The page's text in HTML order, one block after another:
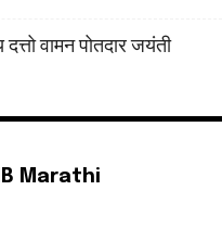
दत्तो वामन पोतदार जयंती
Marathi